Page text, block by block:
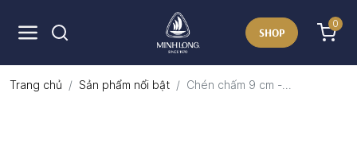
SHOP
0
Trang chủ Sản phẩm nổi bật Chén chấm 9 cm -...